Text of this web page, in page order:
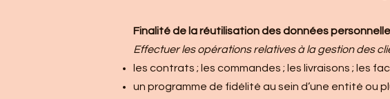
Finalité de la réutilisation des données
Effectuer les opérations relatives à la gestion des
les contrats ; les commandes ; les livraisons ; les
un programme de fidélité au sein d’une entité ou